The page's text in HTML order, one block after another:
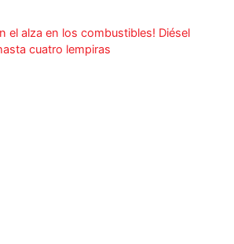
el alza en los combustibles! Diésel
cuatro lempiras